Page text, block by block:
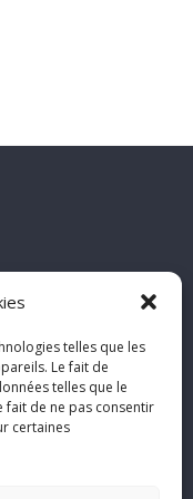
telles que les
Le fait de
telles que le
fait de ne pas consentir
certaines